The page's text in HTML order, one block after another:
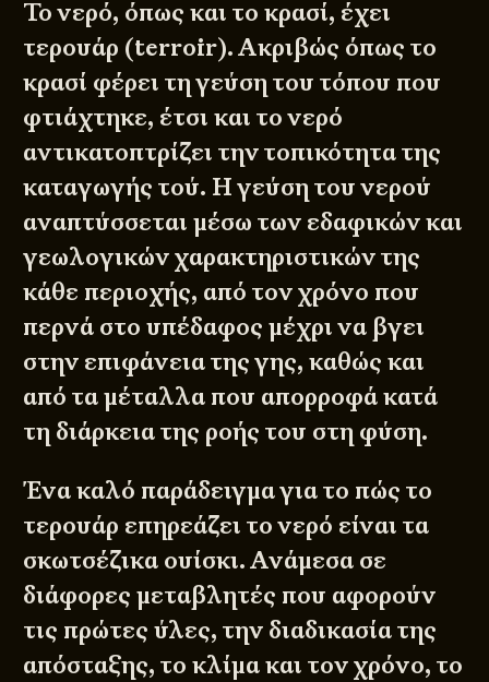
Το νερό, όπως και το κρασί, έχει
τερουάρ (terroir). Ακριβώς όπως το
κρασί φέρει τη γεύση του τόπου που
φτιάχτηκε, έτσι και το νερό
αντικατοπτρίζει την τοπικότητα της
καταγωγής τού. Η γεύση του νερού
αναπτύσσεται μέσω των εδαφικών και
γεωλογικών χαρακτηριστικών της
κάθε περιοχής, από τον χρόνο που
περνά στο υπέδαφος μέχρι να βγει
στην επιφάνεια της γης, καθώς και
από τα μέταλλα που απορροφά κατά
τη διάρκεια της ροής του στη φύση.
Ένα καλό παράδειγμα για το πώς το
τερουάρ επηρεάζει το νερό είναι τα
σκωτσέζικα ουίσκι. Ανάμεσα σε
διάφορες μεταβλητές που αφορούν
τις πρώτες ύλες, την διαδικασία της
απόσταξης, το κλίμα και τον χρόνο, το